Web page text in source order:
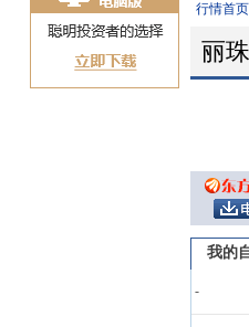
行情首页
丽
我的
-